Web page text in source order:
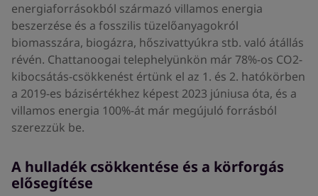
energiaforrásokból származó villamos energia
beszerzése és a fosszilis tüzelőanyagokról
biomasszára, biogázra, hőszivattyúkra stb. való átállás
révén. Chattanoogai telephelyünkön már 78%-os CO2-
kibocsátás-csökkenést értünk el az 1. és 2. hatókörben
a 2019-es bázisértékhez képest 2023 júniusa óta, és a
villamos energia 100%-át már megújuló forrásból
szerezzük be.
A hulladék csökkentése és a körforgás
elősegítése